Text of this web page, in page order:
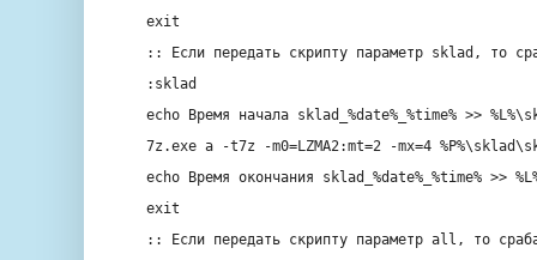
exit
:: Если передать скрипту параметр sklad, то
:sklad
echo Время начала sklad_%date%_%time% >>
7z.exe a -t7z -m0=LZMA2:mt=2 -mx=4
echo Время окончания sklad_%date%_%time% >>
exit
:: Если передать скрипту параметр all, то